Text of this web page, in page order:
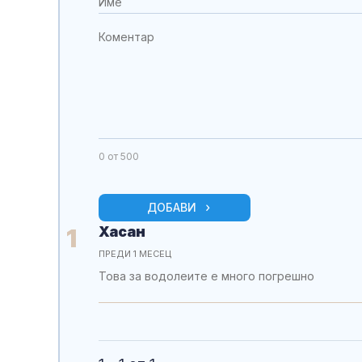
0 от 500
ДОБАВИ
1 Хасан
ПРЕДИ 1 МЕСЕЦ
Това за водолеите е много погрешно